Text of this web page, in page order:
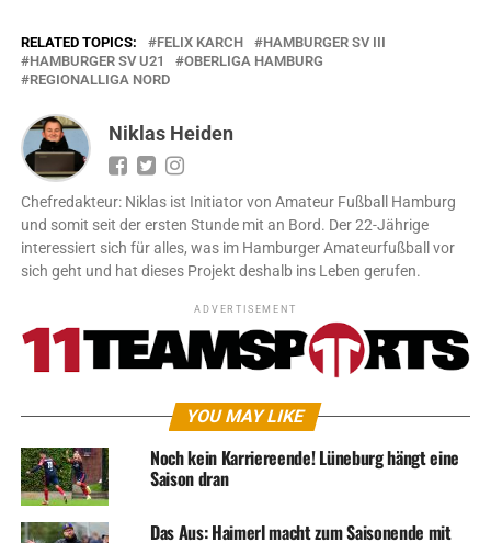
RELATED TOPICS: FELIX KARCH
HAMBURGER SV III
HAMBURGER SV U21
OBERLIGA HAMBURG
REGIONALLIGA NORD
Niklas Heiden
Chefredakteur: Niklas ist Initiator von Amateur Fußball Hamburg
und somit seit der ersten Stunde mit an Bord. Der 22-Jährige
interessiert sich für alles, was im Hamburger Amateurfußball vor
sich geht und hat dieses Projekt deshalb ins Leben gerufen.
ADVERTISEMENT
YOU MAY LIKE
Noch kein Karriereende! Lüneburg hängt eine
Saison dran
Das Aus: Haimerl macht zum Saisonende mit